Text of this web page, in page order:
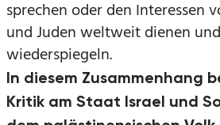
sprechen oder den Interessen
und Juden weltweit dienen
wiederspiegeln.
In diesem Zusammenhang
Kritik am Staat Israel und